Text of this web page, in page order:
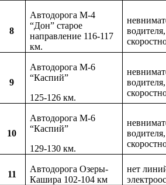
8
Автодорога М-4
“Дон” старое
направление 116-117
км.
9
Автодорога М-6
“Каспий”
125-126 км.
10
Автодорога М-6
“Каспий”
129-130 км.
11
Автодорога Озеры-
Кашира 102-104 км
нет